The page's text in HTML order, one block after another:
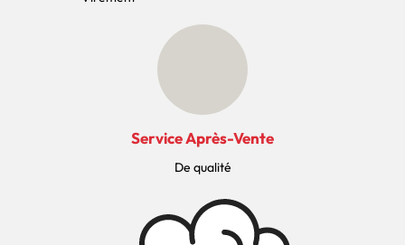
Service Après-Vente
De qualité